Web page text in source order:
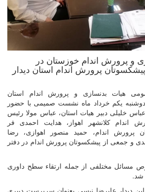
و پرورش اندام خوزستان در
پرورش اندام استان دیدار
هیات بدنسازی و پرورش اندام استان
یکم خرداد ماه نشست صمیمی با حضور
خلیلی دبیر هیات استان، عباس مولا رئیس
اندام کلانشهر اهواز، هدایت احمدی فر
پرورش اندام، حمید منصور اهوازی، رضا
و جمعی از پیشکسوتان پرورش اندام در دفتر
مختلفی از جمله ارتقاء سطح داوری
شد.
دیدار علیرضا نیسی بعنوان سرپرست دبیری